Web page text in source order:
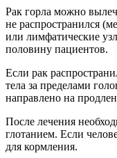
Рак горла можно
не распространился
или лимфатические
половину пациентов.
Если рак
тела за пределами
направлено на
После лечения
глотанием. Если
для кормления.